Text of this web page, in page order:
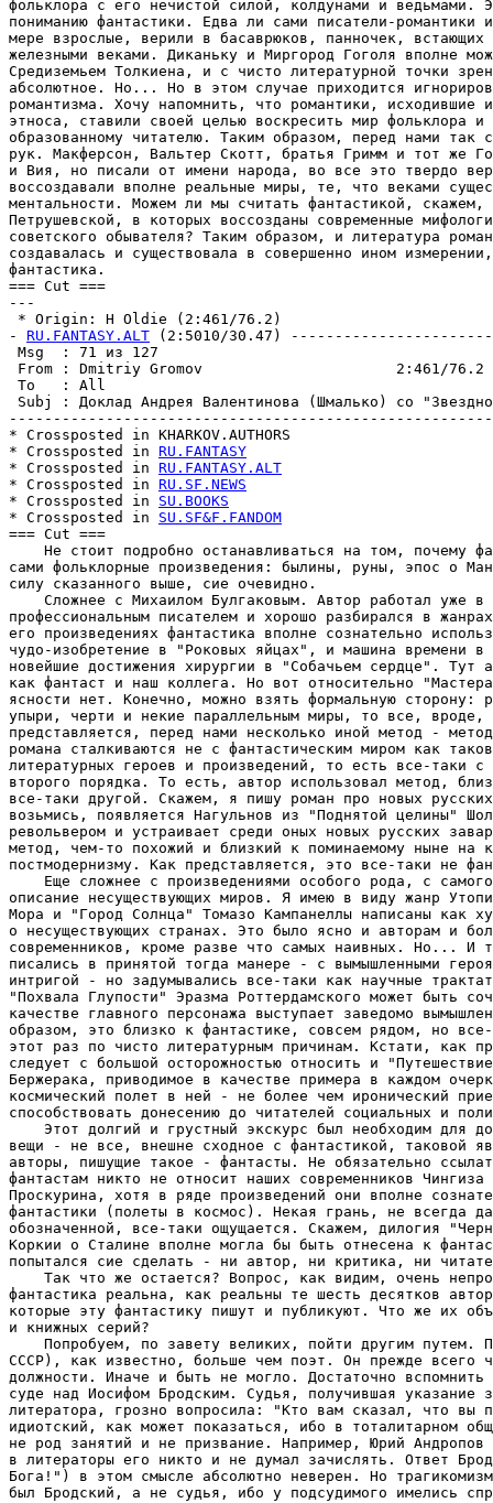
фольклора с его нечистой силой, колдунами и ведьмами.
пониманию фантастики. Едва ли сами писатели-
мере взрослые, верили в басаврюков, панночек,
железными веками. Диканьку и Миргород Гоголя вполне
Средиземьем Толкиена, и с чисто литературной точки
абсолютное. Hо... Hо в этом случае приходится
романтизма. Хочу напомнить, что романтики, исходившие
этноса, ставили своей целью воскресить мир фольклора и
образованному читателю. Таким образом, перед нами так
рук. Макферсон, Вальтер Скотт, братья Гримм и тот же
и Вия, но писали от имени народа, во все это твердо
воссоздавали вполне реальные миры, те, что веками
ментальности. Можем ли мы считать фантастикой, скажем,
Петрушевской, в которых воссозданы современные
советского обывателя? Таким образом, и литература
создавалась и существовала в совершенно ином
фантастика.
=== Cut ===
---
* Origin: H Oldie (2:461/76.2)
- RU.FANTASY.ALT (2:5010/30.47)
Msg  : 71
From : Dmitriy Gromov                      2:461/76.2
To   : All
Subj : Доклад Андрея Валентинова (Шмалько) со
* Crossposted in KНARKOV.AUTHORS
* Crossposted in RU.FANTASY
* Crossposted in RU.FANTASY.ALT
* Crossposted in RU.SF.NEWS
* Crossposted in SU.BOOKS
* Crossposted in SU.SF&F.FANDOM